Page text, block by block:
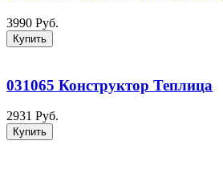
3990 Руб.
Купить
031065 Конструктор Теплица
2931 Руб.
Купить